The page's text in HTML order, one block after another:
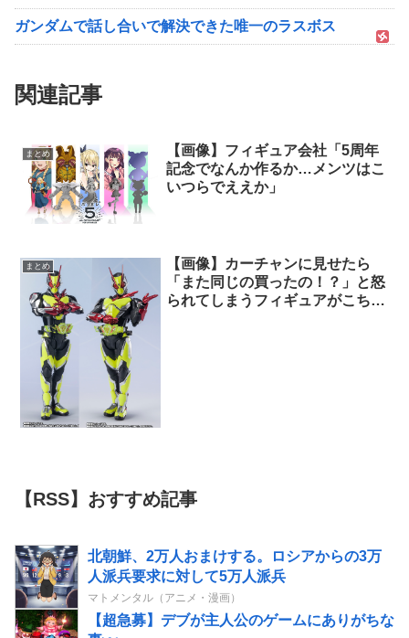
ガンダムで話し合いで解決できた唯一のラスボス
関連記事
まとめ
【画像】フィギュア会社「5周年
記念でなんか作るか…メンツはこ
いつらでええか」
まとめ
【画像】カーチャンに見せたら
「また同じの買ったの！？」と怒
られてしまうフィギュアがこちら
【RSS】おすすめ記事
北朝鮮、2万人おまけする。ロシアからの3万
人派兵要求に対して5万人派兵
マトメンタル（アニメ・漫画）
【超急募】デブが主人公のゲームにありがちな